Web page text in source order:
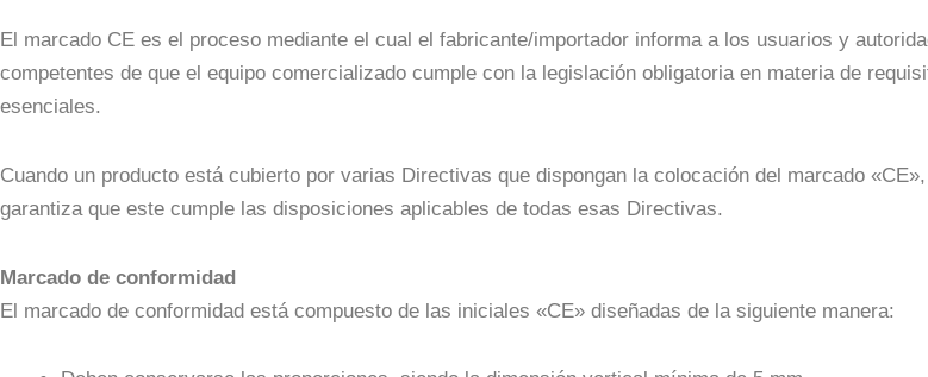
El marcado CE es el proceso mediante el cual el fabricante/importador informa a los usuarios y
competentes de que el equipo comercializado cumple con la legislación obligatoria en materia de
esenciales.
Cuando un producto está cubierto por varias Directivas que dispongan la colocación del marcado
garantiza que este cumple las disposiciones aplicables de todas esas Directivas.
Marcado de conformidad
El marcado de conformidad está compuesto de las iniciales «CE» diseñadas de la siguiente manera: